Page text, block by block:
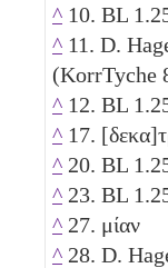
^ 10. BL
^ 11. D.
^ 12. BL
^ 17.
^ 20. BL
^ 23. BL
^ 27. μίαν
^ 28. D.